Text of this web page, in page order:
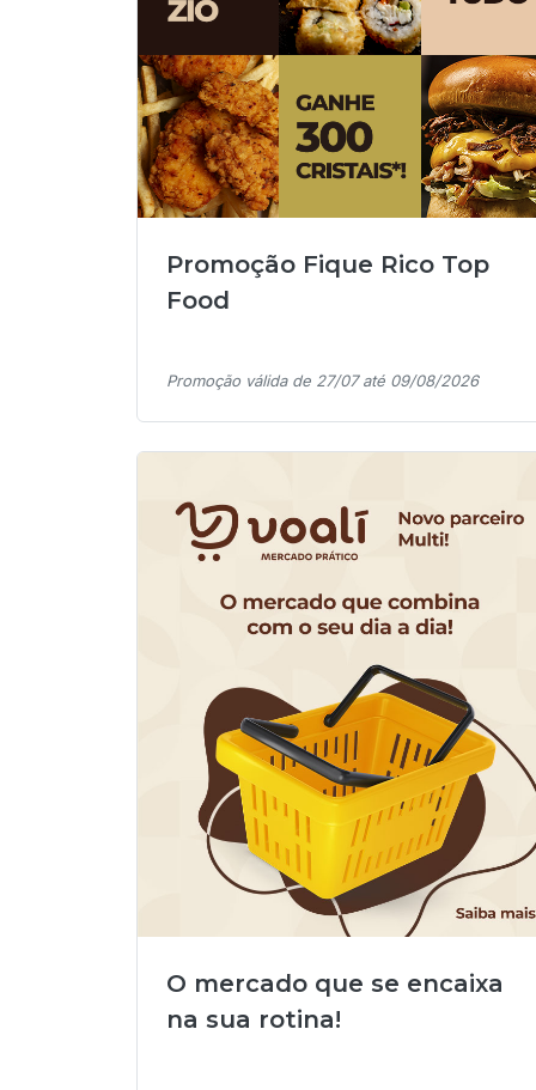
Promoção Fique Rico Top
Food
Promoção válida de 27/07 até 09/08/2026
O mercado que se encaixa
na sua rotina!